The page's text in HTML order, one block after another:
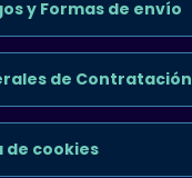
y Formas de envío
de Contratación
de cookies